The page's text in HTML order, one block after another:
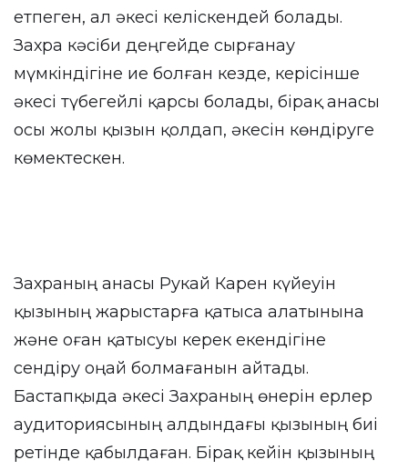
етпеген, ал әкесі келіскендей болады.
Захра кәсіби деңгейде сырғанау
мүмкіндігіне ие болған кезде, керісінше
әкесі түбегейлі қарсы болады, бірақ анасы
осы жолы қызын қолдап, әкесін көндіруге
көмектескен.
Захраның анасы Рукай Карен күйеуін
қызының жарыстарға қатыса алатынына
және оған қатысуы керек екендігіне
сендіру оңай болмағанын айтады.
Бастапқыда әкесі Захраның өнерін ерлер
аудиториясының алдындағы қызының биі
ретінде қабылдаған. Бірақ кейін қызының